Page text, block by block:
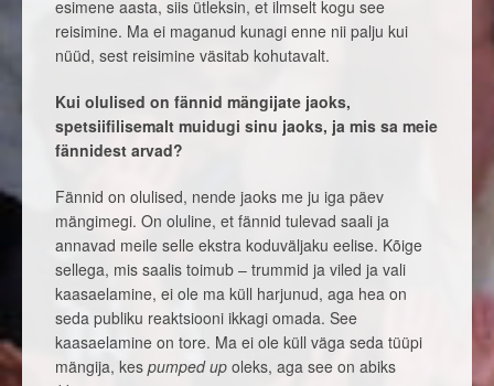
esimene aasta, siis ütleksin, et ilmselt kogu see
reisimine. Ma ei maganud kunagi enne nii palju kui
nüüd, sest reisimine väsitab kohutavalt.
Kui olulised on fännid mängijate jaoks,
spetsiifilisemalt muidugi sinu jaoks, ja mis sa meie
fännidest arvad?
Fännid on olulised, nende jaoks me ju iga päev
mängimegi. On oluline, et fännid tulevad saali ja
annavad meile selle ekstra koduväljaku eelise. Kõige
sellega, mis saalis toimub – trummid ja viled ja vali
kaasaelamine, ei ole ma küll harjunud, aga hea on
seda publiku reaktsiooni ikkagi omada. See
kaasaelamine on tore. Ma ei ole küll väga seda tüüpi
mängija, kes pumped up oleks, aga see on abiks